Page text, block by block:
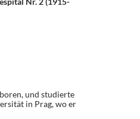
und studierte
in Prag, wo er